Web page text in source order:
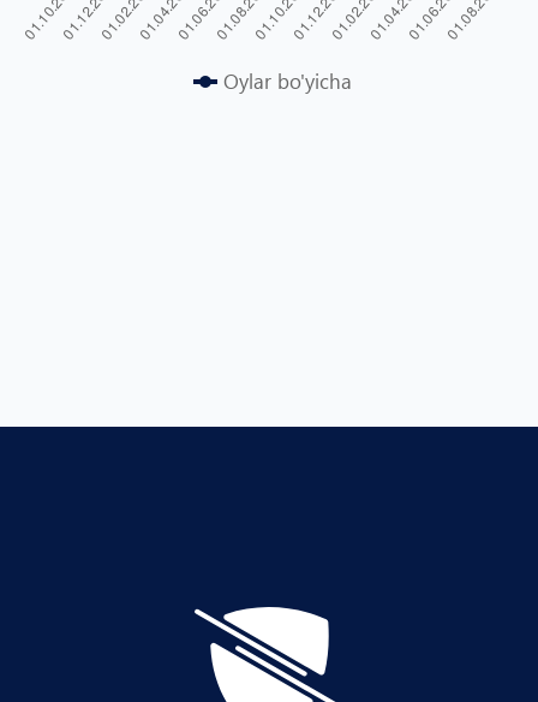
Oylar bo'yicha